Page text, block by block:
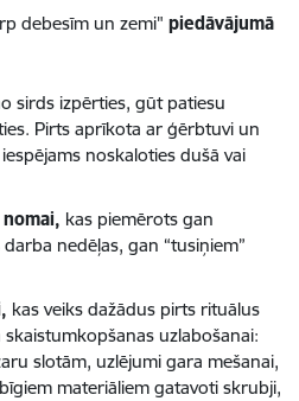
debesīm un zemi" piedāvājumā
sirds izpērties, gūt patiesu
Pirts aprīkota ar ģērbtuvi un
noskaloties dušā vai
kas piemērots gan
nedēļas, gan “tusiņiem”
kas veiks dažādus pirts rituālus
uzlabošanai:
slotām, uzlējumi gara mešanai,
materiāliem gatavoti skrubji,